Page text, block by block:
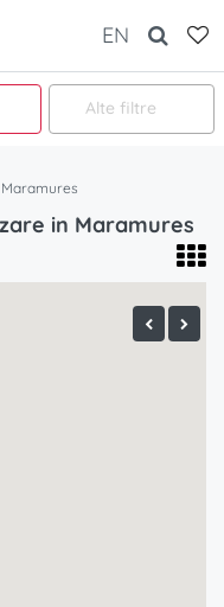
EN
Alte filtre
in Maramures